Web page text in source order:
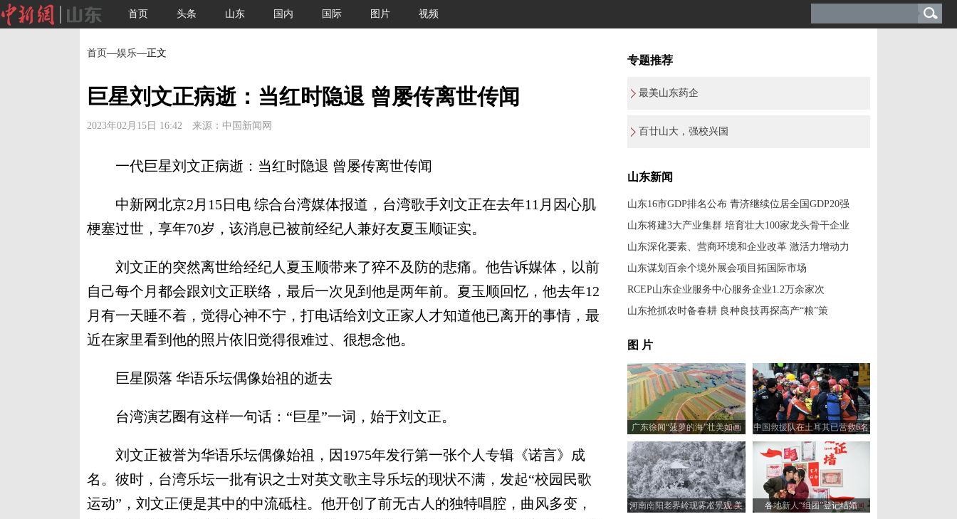
首页 头条 山东 国内 国际 图片 视频
首页—娱乐—正文
巨星刘文正病逝：当红时隐退 曾屡传离世传闻
2023年02月15日 16:42 来源：中国新闻网
一代巨星刘文正病逝：当红时隐退 曾屡传离世传闻
中新网北京2月15日电 综合台湾媒体报道，台湾歌手刘文正在去年11月因心肌
梗塞过世，享年70岁，该消息已被前经纪人兼好友夏玉顺证实。
刘文正的突然离世给经纪人夏玉顺带来了猝不及防的悲痛。他告诉媒体，以前
自己每个月都会跟刘文正联络，最后一次见到他是两年前。夏玉顺回忆，他去年12
月有一天睡不着，觉得心神不宁，打电话给刘文正家人才知道他已离开的事情，最
近在家里看到他的照片依旧觉得很难过、很想念他。
巨星陨落 华语乐坛偶像始祖的逝去
台湾演艺圈有这样一句话：“巨星”一词，始于刘文正。
刘文正被誉为华语乐坛偶像始祖，因1975年发行第一张个人专辑《诺言》成
名。彼时，台湾乐坛一批有识之士对英文歌主导乐坛的现状不满，发起“校园民歌
运动”，刘文正便是其中的中流砥柱。他开创了前无古人的独特唱腔，曲风多变，
专题推荐
最美山东药企
百廿山大，强校兴国
山东新闻
山东16市GDP排名公布 青济继续位居全国GDP20强
山东将建3大产业集群 培育壮大100家龙头骨干企业
山东深化要素、营商环境和企业改革 激活力增动力
山东谋划百余个境外展会项目拓国际市场
RCEP山东企业服务中心服务企业1.2万余家次
山东抢抓农时备春耕 良种良技再探高产“粮”策
图 片
广东徐闻“菠萝的海”壮美如画
中国救援队在土耳其已营救6名
被困者
河南南阳老界岭现雾凇景观 美
各地新人“组团”登记结婚